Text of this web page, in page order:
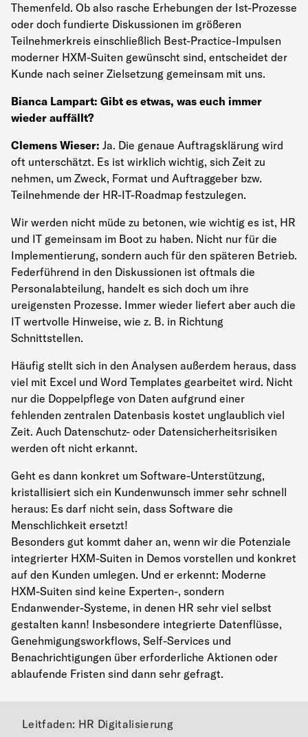
Themenfeld. Ob also rasche Erhebungen der Ist-Prozesse
oder doch fundierte Diskussionen im größeren
Teilnehmerkreis einschließlich Best-Practice-Impulsen
moderner HXM-Suiten gewünscht sind, entscheidet der
Kunde nach seiner Zielsetzung gemeinsam mit uns.
Bianca Lampart: Gibt es etwas, was euch immer
wieder auffällt?
Clemens Wieser: Ja. Die genaue Auftragsklärung wird
oft unterschätzt. Es ist wirklich wichtig, sich Zeit zu
nehmen, um Zweck, Format und Auftraggeber bzw.
Teilnehmende der HR-IT-Roadmap festzulegen.
Wir werden nicht müde zu betonen, wie wichtig es ist, HR
und IT gemeinsam im Boot zu haben. Nicht nur für die
Implementierung, sondern auch für den späteren Betrieb.
Federführend in den Diskussionen ist oftmals die
Personalabteilung, handelt es sich doch um ihre
ureigensten Prozesse. Immer wieder liefert aber auch die
IT wertvolle Hinweise, wie z. B. in Richtung
Schnittstellen.
Häufig stellt sich in den Analysen außerdem heraus, dass
viel mit Excel und Word Templates gearbeitet wird. Nicht
nur die Doppelpflege von Daten aufgrund einer
fehlenden zentralen Datenbasis kostet unglaublich viel
Zeit. Auch Datenschutz- oder Datensicherheitsrisiken
werden oft nicht erkannt.
Geht es dann konkret um Software-Unterstützung,
kristallisiert sich ein Kundenwunsch immer sehr schnell
heraus: Es darf nicht sein, dass Software die
Menschlichkeit ersetzt!
Besonders gut kommt daher an, wenn wir die Potenziale
integrierter HXM-Suiten in Demos vorstellen und konkret
auf den Kunden umlegen. Und er erkennt: Moderne
HXM-Suiten sind keine Experten-, sondern
Endanwender-Systeme, in denen HR sehr viel selbst
gestalten kann! Insbesondere integrierte Datenflüsse,
Genehmigungsworkflows, Self-Services und
Benachrichtigungen über erforderliche Aktionen oder
ablaufende Fristen sind dann sehr gefragt.
Leitfaden: HR Digitalisierung